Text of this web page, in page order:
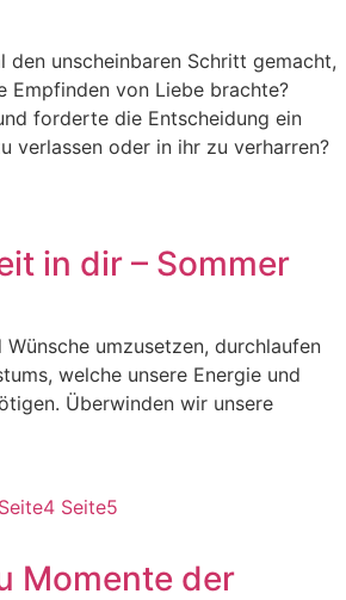
den unscheinbaren Schritt gemacht,
Empfinden von Liebe brachte?
forderte die Entscheidung ein
verlassen oder in ihr zu verharren?
in dir – Sommer
Wünsche umzusetzen, durchlaufen
welche unsere Energie und
Überwinden wir unsere
Seite4 Seite5
Momente der